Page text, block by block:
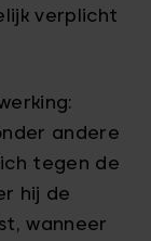
verplicht
andere
tegen de
hij de
wanneer